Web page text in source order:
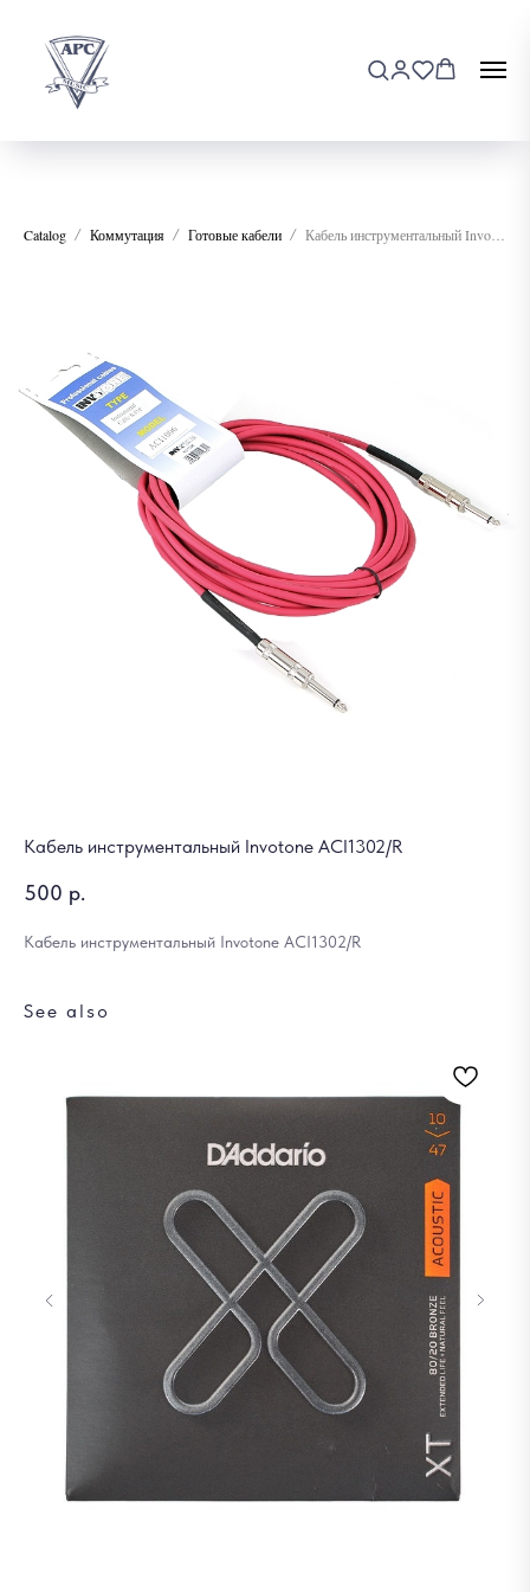
Catalog Коммутация Готовые кабели
Кабель инструментальный Invotone ACI1302/R
500 р.
Кабель инструментальный Invotone ACI1302/R
See also